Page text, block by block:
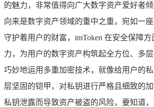
的魅力，非常值得向广大数字资产爱好者倾
向来是数字资产领域的重中之重，宛如一座
守护着用户的财富，imToken 在安全保障
力，为用户的数字资产构筑起全方位、多
巧妙地运用多重加密技术，就像给用户的
层坚固的铠甲，对私钥进行严格且细致的
私钥泄露而导致资产被盗的风险，要知道